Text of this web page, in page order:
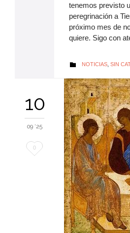
tenemos previsto
peregrinación a
próximo mes de
quiere. Sigo con
 AUTOR
NOTICIAS SIN
10
09 '25
Me
0